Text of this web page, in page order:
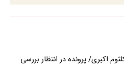
کلثوم اکبری/ پرونده در انتظار بررسی